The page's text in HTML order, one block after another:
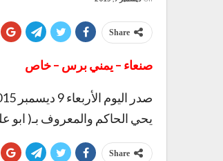
Share
صنعاء – يمني برس – خاص
يحي الحاكم والمعروف بـ( ابو علي
Share